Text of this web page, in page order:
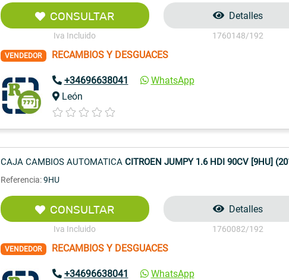
CONSULTAR
Iva Incluido
Detalles
1760148/192
VENDEDOR RECAMBIOS Y DESGUACES
+34696638041
WhatsApp
León
CAJA CAMBIOS AUTOMATICA CITROEN JUMPY 1.6 HDI 90CV [9HU]
Referencia: 9HU
CONSULTAR
Iva Incluido
Detalles
1760082/192
VENDEDOR RECAMBIOS Y DESGUACES
+34696638041
WhatsApp